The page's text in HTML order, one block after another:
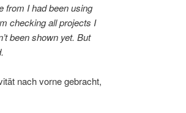
from I had been using
checking all projects I
been shown yet. But
nach vorne gebracht,